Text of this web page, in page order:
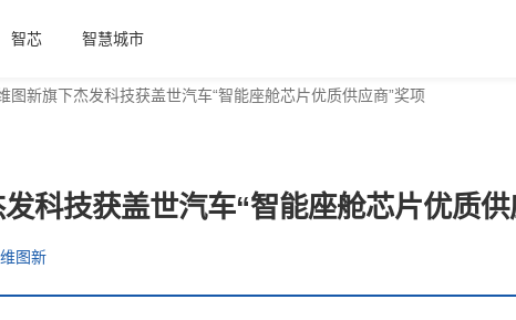
智芯 智慧城市
图新旗下杰发科技获盖世汽车“智能座舱芯片优质供应商”奖项
科技获盖世汽车“智能座舱芯片优质
图新